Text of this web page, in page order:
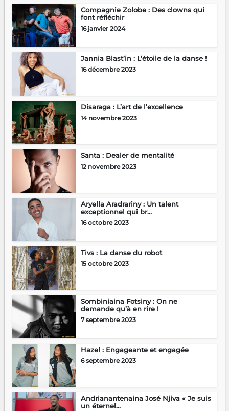
Compagnie Zolobe : Des clowns qui
font réfléchir
16 janvier 2024
Jannia Blast’in : L’étoile de la danse !
16 décembre 2023
Disaraga : L’art de l’excellence
14 novembre 2023
Santa : Dealer de mentalité
12 novembre 2023
Aryella Aradrariny : Un talent
exceptionnel qui br...
16 octobre 2023
Tivs : La danse du robot
15 octobre 2023
Sombiniaina Fotsiny : On ne
demande qu’à en rire !
7 septembre 2023
Hazel : Engageante et engagée
6 septembre 2023
Andrianantenaina José Njiva « Je suis
un éternel...